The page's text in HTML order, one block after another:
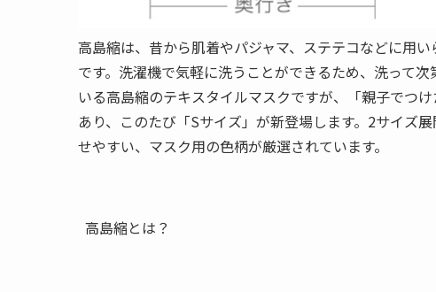
高島縮は、昔から肌着やパジャマ、ステテコなどに用
です。洗濯機で気軽に洗うことができるため、洗って
いる高島縮のテキスタイルマスクですが、「親子でつ
あり、このたび「Sサイズ」が新登場します。2サイズ
せやすい、マスク用の色柄が厳選されています。
高島縮とは？